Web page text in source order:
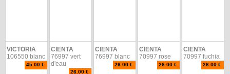
VICTORIA
106550 blanc
45.00 €
CIENTA
76997 vert
d'eau
26.00 €
CIENTA
76997 blanc
26.00 €
CIENTA
70997 rose
26.00 €
CIENTA
70997 fuchia
26.00 €